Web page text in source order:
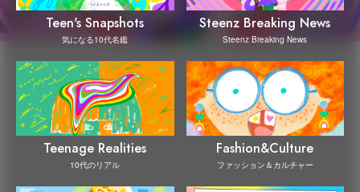
Teen's Snapshots
気になる10代名鑑
Steenz Breaking News
Steenz Breaking News
Teenage Realities
10代のリアル
Fashion&Culture
ファッション＆カルチャー